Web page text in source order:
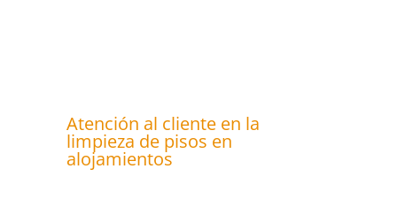
Atención al cliente en la
limpieza de pisos en
alojamientos